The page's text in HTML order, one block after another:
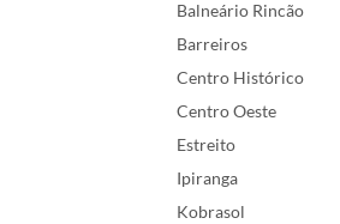
Balneário Rincão
Barreiros
Centro Histórico
Centro Oeste
Estreito
Ipiranga
Kobrasol